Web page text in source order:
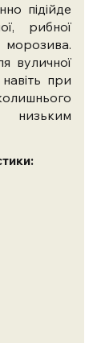
підійде
рибної
вуличної
при